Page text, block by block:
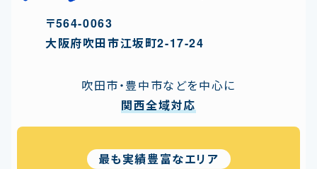
〒564-0063
⼤阪府吹⽥市江坂町2-17-24
吹田市・豊中市などを中心に
関西全域対応
最も実績豊富なエリア